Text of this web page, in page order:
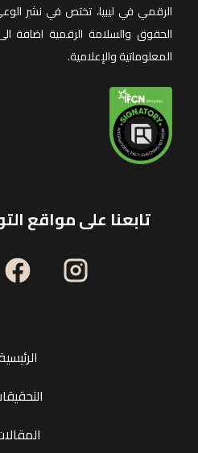
الرقمي في ليبيا، تختص في نشر
الحقوق والسلامة الرقمية اضافة
المعلوماتية والإعلامية.
تابعنا على مواقع